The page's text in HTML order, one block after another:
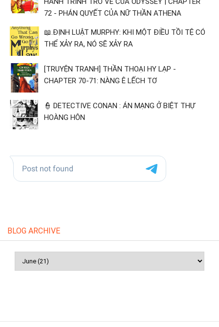
72 - PHÁN QUYẾT CỦA NỮ THẦN ATHENA
📖.ĐỊNH LUẬT MURPHY: KHI MỘT ĐIỀU TỒI TỆ CÓ
THỂ XẢY RA, NÓ SẼ XẢY RA
[TRUYỆN TRANH] THẦN THOẠI HY LẠP -
CHAPTER 70-71: NÀNG Ê LẾCH TƠ
👮 DETECTIVE CONAN : ÁN MẠNG Ở BIỆT THỰ
HOÀNG HÔN
BLOG ARCHIVE